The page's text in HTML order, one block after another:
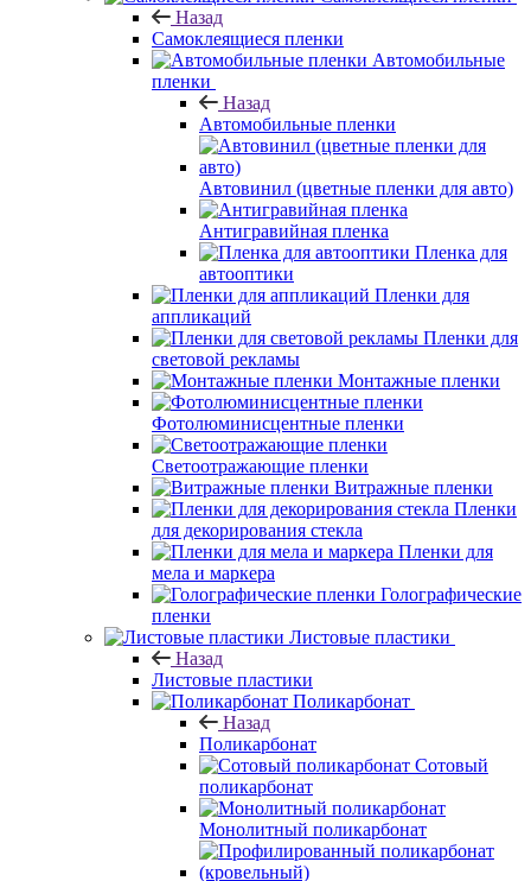
Назад
Самоклеящиеся пленки
Автомобильные
пленки
Назад
Автомобильные пленки
Автовинил (цветные пленки для авто)
Антигравийная пленка
Пленка для
автооптики
Пленки для
аппликаций
Пленки для
световой рекламы
Монтажные пленки
Фотолюминисцентные пленки
Светоотражающие пленки
Витражные пленки
Пленки
для декорирования стекла
Пленки для
мела и маркера
Голографические
пленки
Листовые пластики
Назад
Листовые пластики
Поликарбонат
Назад
Поликарбонат
Сотовый
поликарбонат
Монолитный поликарбонат